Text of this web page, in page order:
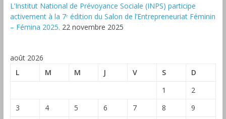
L’Institut National de Prévoyance Sociale (INPS) participe
activement à la 7ᵉ édition du Salon de l’Entrepreneuriat Féminin
– Fémina 2025. 22 novembre 2025
août 2026
L
M M J V S D
1
2
3
4 5 6 7 8
9